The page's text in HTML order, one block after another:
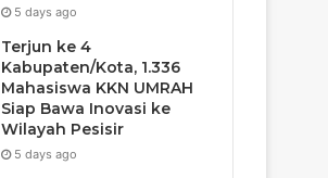
5 days ago
Terjun ke 4
Kabupaten/Kota, 1.336
Mahasiswa KKN UMRAH
Siap Bawa Inovasi ke
Wilayah Pesisir
5 days ago